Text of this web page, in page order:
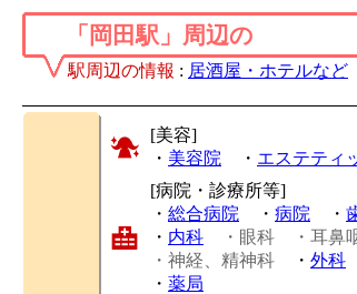
「岡田駅」周辺の
駅周辺の情報 : 居酒屋・ホテルなど
[美容]
・ 美容院 ・ エステティ
[病院・診療所等]
・ 総合病院 ・ 病院 ・
・ 内科 ・眼科 ・耳鼻
・神経、精神科 ・ 外科
・ 薬局